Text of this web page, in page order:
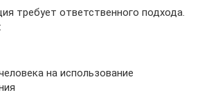
требует ответственного подхода.
на использование